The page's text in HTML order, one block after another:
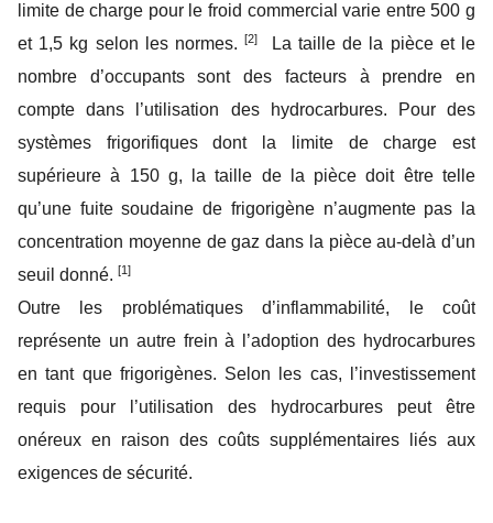
limite de charge pour le froid commercial varie entre 500 g
et 1,5 kg selon les normes.[2]
La taille de la pièce et le
nombre d’occupants sont des facteurs à prendre en
compte dans l’utilisation des hydrocarbures. Pour des
systèmes frigorifiques dont la limite de charge est
supérieure à 150 g, la taille de la pièce doit être telle
qu’une fuite soudaine de frigorigène n’augmente pas la
concentration moyenne de gaz dans la pièce au-delà d’un
seuil donné. [1]
Outre les problématiques d’inflammabilité, le coût
représente un autre frein à l’adoption des hydrocarbures
en tant que frigorigènes. Selon les cas, l’investissement
requis pour l’utilisation des hydrocarbures peut être
onéreux en raison des coûts supplémentaires liés aux
exigences de sécurité.